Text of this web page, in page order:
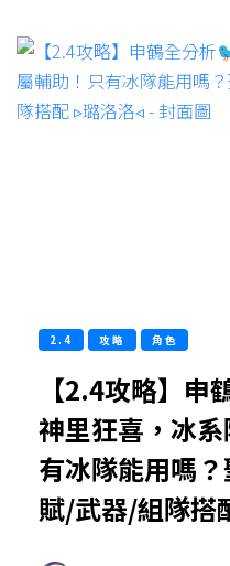
2.4 攻略 角色
【2.4攻略】申
神里狂喜，冰
有冰隊能用嗎
賦/武器/組隊搭